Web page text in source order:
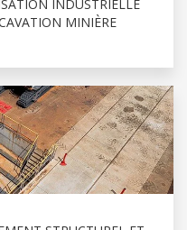
INDUSTRIELLE
MINIÈRE